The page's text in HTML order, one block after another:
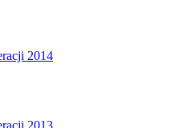
2014
2013